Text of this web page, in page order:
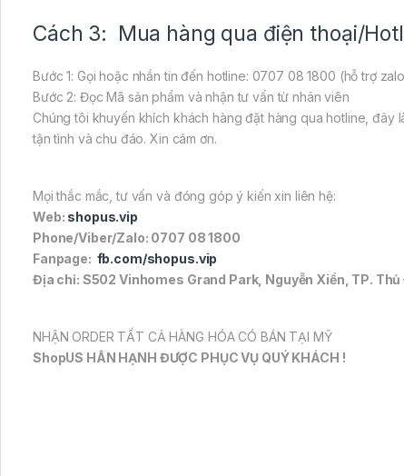
Cách 3: Mua hàng qua điện thoại/
Bước 1: Gọi hoặc nhắn tin đến hotline: 0707 08 1800 (hỗ trợ
Bước 2: Đọc Mã sản phẩm và nhận tư vấn từ nhân viên
Chúng tôi khuyến khích khách hàng đặt hàng qua hotline,
tận tình và chu đáo. Xin cám ơn.
Mọi thắc mắc, tư vấn và đóng góp ý kiến xin liên hệ:
Web: shopus.vip
Phone/Viber/Zalo: 0707 08 1800
Fanpage: fb.com/shopus.vip
Địa chỉ: S502 Vinhomes Grand Park, Nguyễn Xiển, TP.
NHẬN ORDER TẤT CẢ HÀNG HÓA CÓ BÁN TẠI MỸ
ShopUS HÂN HẠNH ĐƯỢC PHỤC VỤ QUÝ KHÁCH !